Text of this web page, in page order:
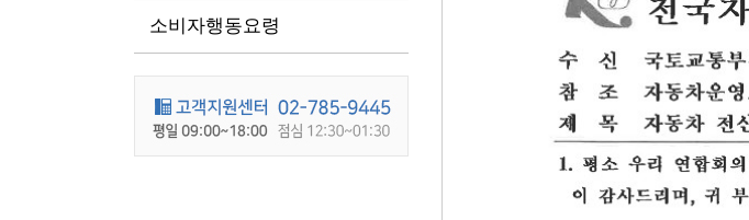
소비자행동요령